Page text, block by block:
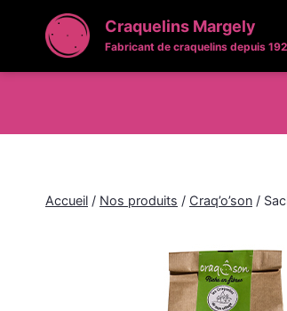
Craquelins Margely
Fabricant de craquelins depuis
Accueil / Nos produits / Craq’o’son /